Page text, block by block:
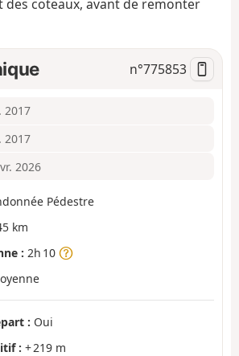
des coteaux, avant de remonter
n°775853
2017
2017
2026
Pédestre
km
: 2h 10
: Oui
: + 219 m